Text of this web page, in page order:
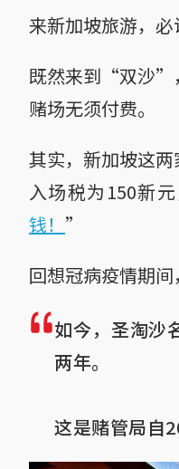
来新加坡旅游，必
既然来到“双沙”
赌场无须付费。
其实，新加坡这
入场税为150新
钱！ ”
回想冠病疫情期
如今，圣淘沙
两年。
这是赌管局自